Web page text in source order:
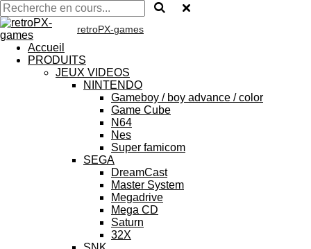
retroPX-games
Accueil
PRODUITS
JEUX VIDEOS
NINTENDO
Gameboy / boy advance / color
Game Cube
N64
Nes
Super famicom
SEGA
DreamCast
Master System
Megadrive
Mega CD
Saturn
32X